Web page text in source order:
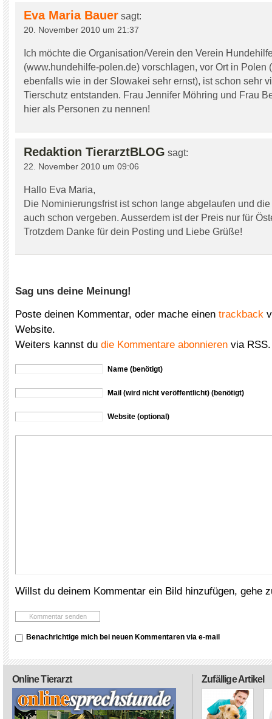
Eva Maria Bauer sagt:
20. November 2010 um 21:37
Ich möchte die Organisation/Verein den Verein
(www.hundehilfe-polen.de) vorschlagen, vor Ort in Polen
ebenfalls wie in der Slowakei sehr ernst), ist schon sehr
Tierschutz entstanden. Frau Jennifer Möhring und Frau
hier als Personen zu nennen!
Redaktion TierarztBLOG sagt:
22. November 2010 um 09:06
Hallo Eva Maria,
Die Nominierungsfrist ist schon lange abgelaufen und
auch schon vergeben. Ausserdem ist der Preis nur für
Trotzdem Danke für dein Posting und Liebe Grüße!
Sag uns deine Meinung!
Poste deinen Kommentar, oder mache einen trackback
Website.
Weiters kannst du die Kommentare abonnieren via RSS.
Name (benötigt)
Mail (wird nicht veröffentlicht) (benötigt)
Website (optional)
Willst du deinem Kommentar ein Bild hinzufügen, gehe
Benachrichtige mich bei neuen Kommentaren via e-mail
Zufällige Artikel
Online Tierarzt